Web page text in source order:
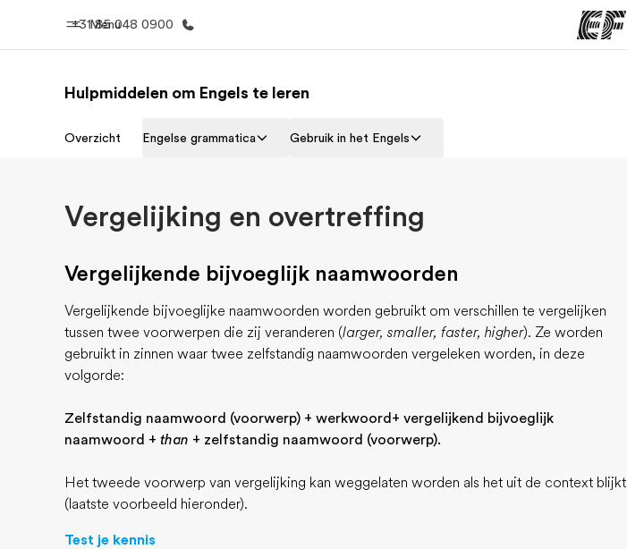
Menu
+31 85 048 0900
Home Programma's
Hulpmiddelen om Engels te leren
Overzicht Engelse grammatica Gebruik in het Engels
Vergelijking en overtreffing
Vergelijkende bijvoeglijk naamwoorden
Vergelijkende bijvoeglijke naamwoorden worden gebruikt om verschillen te vergelijken
tussen twee voorwerpen die zij veranderen (larger, smaller, faster, higher). Ze worden
gebruikt in zinnen waar twee zelfstandig naamwoorden vergeleken worden, in deze
volgorde:
Zelfstandig naamwoord (voorwerp) + werkwoord+ vergelijkend bijvoeglijk
naamwoord + than + zelfstandig naamwoord (voorwerp).
Het tweede voorwerp van vergelijking kan weggelaten worden als het uit de context blijkt
(laatste voorbeeld hieronder).
Test je kennis